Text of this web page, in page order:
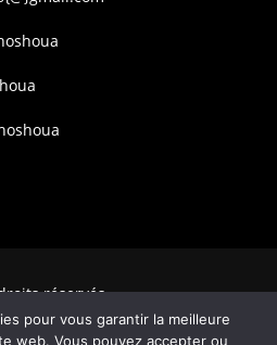
réservés
pour vous garantir la meilleure
web. Vous pouvez accepter ou